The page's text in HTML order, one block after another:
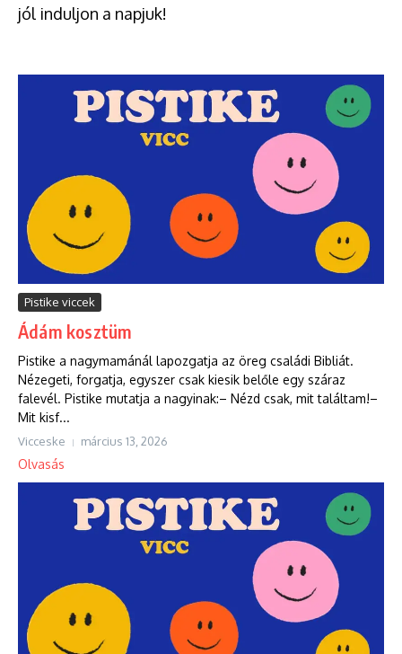
jól induljon a napjuk!
Pistike viccek
Ádám kosztüm
Pistike a nagymamánál lapozgatja az öreg családi Bibliát.
Nézegeti, forgatja, egyszer csak kiesik belőle egy száraz
falevél. Pistike mutatja a nagyinak:– Nézd csak, mit találtam!–
Mit kisf...
Vicceske március 13, 2026
Olvasás